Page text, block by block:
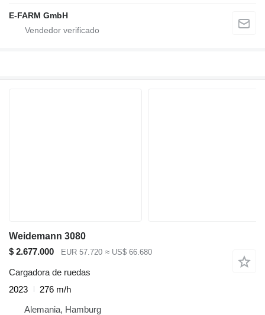
E-FARM GmbH
Weidemann 3080
$ 2.677.000
EUR 57.720 ≈ US$ 66.680
Cargadora de ruedas
2023
276 m/h
Alemania, Hamburg